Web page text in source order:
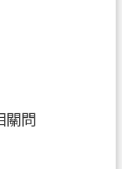
關問